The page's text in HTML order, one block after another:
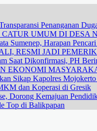
Penanganan
UMUM DI DESA
Sumenep, Harapan
RESMI JADI
Saat Dikonfirmasi, PH
EKONOMI
Sikap Kapolres
dan Koperasi di Gresik
Dorong Kemajuan
Top di Balikpapan